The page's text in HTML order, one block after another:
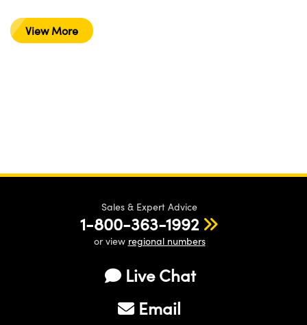
View More
Sales & Expert Advice
1-800-363-1992
or view regional numbers
Live Chat
Email